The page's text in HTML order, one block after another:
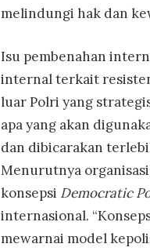
melindungi hak dan
Isu pembenahan
internal terkait
luar Polri yang
apa yang akan
dan dibicarakan
Menurutnya
konsepsi Democratic
internasional.
mewarnai model